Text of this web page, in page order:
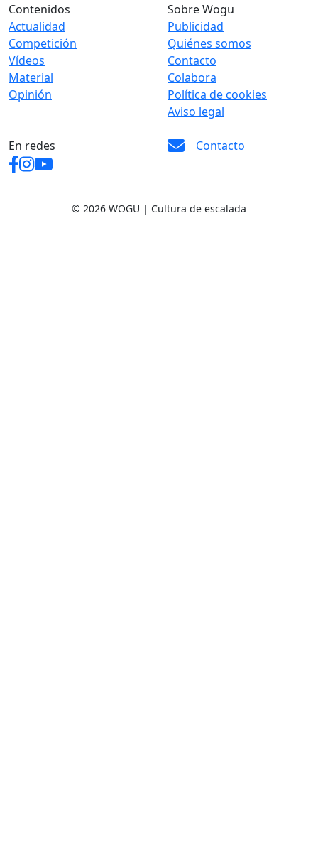
Contenidos
Actualidad
Competición
Vídeos
Material
Opinión
Sobre Wogu
Publicidad
Quiénes somos
Contacto
Colabora
Política de cookies
Aviso legal
En redes Contacto
© 2026 WOGU | Cultura de escalada